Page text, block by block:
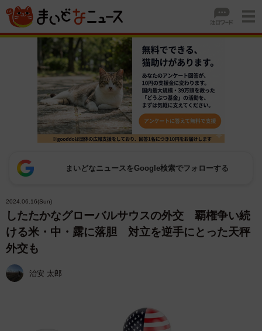
まいどなニュースをGoogle検索でフォローする
2024.06.16(Sun)
したたかなグローバルサウスの外交 覇権争い続
ける米・中・露に落胆 対立を逆手にとった天秤
外交も
治安 太郎